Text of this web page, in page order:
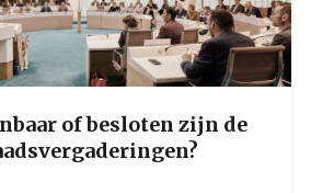
of besloten zijn de